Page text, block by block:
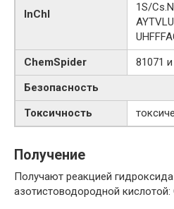
InChI
1S/
ChemSpider
81071
Безопасность
Токсичность
Получение
Получают реакцией
азотистоводородной кислотой: